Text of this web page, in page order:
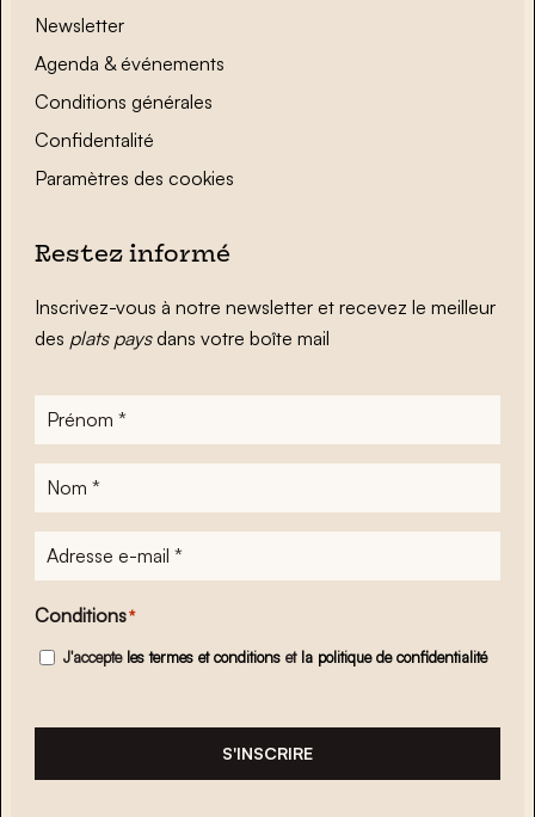
Newsletter
Agenda & événements
Conditions générales
Confidentalité
Paramètres des cookies
Restez informé
Inscrivez-vous à notre newsletter et recevez le meilleur
des plats paysdans votre boîte mail
Prénom
Nom
Adresse
e-
mail*
Conditions*
J'accepte les termes et conditions et la politique de confidentialité
S'INSCRIRE